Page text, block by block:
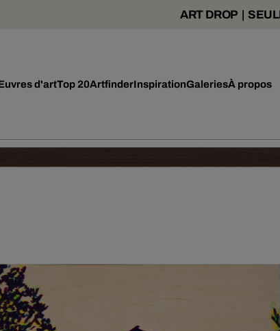
ART DROP |
d'artTop 20ArtfinderInspirationGaleriesÀ propos